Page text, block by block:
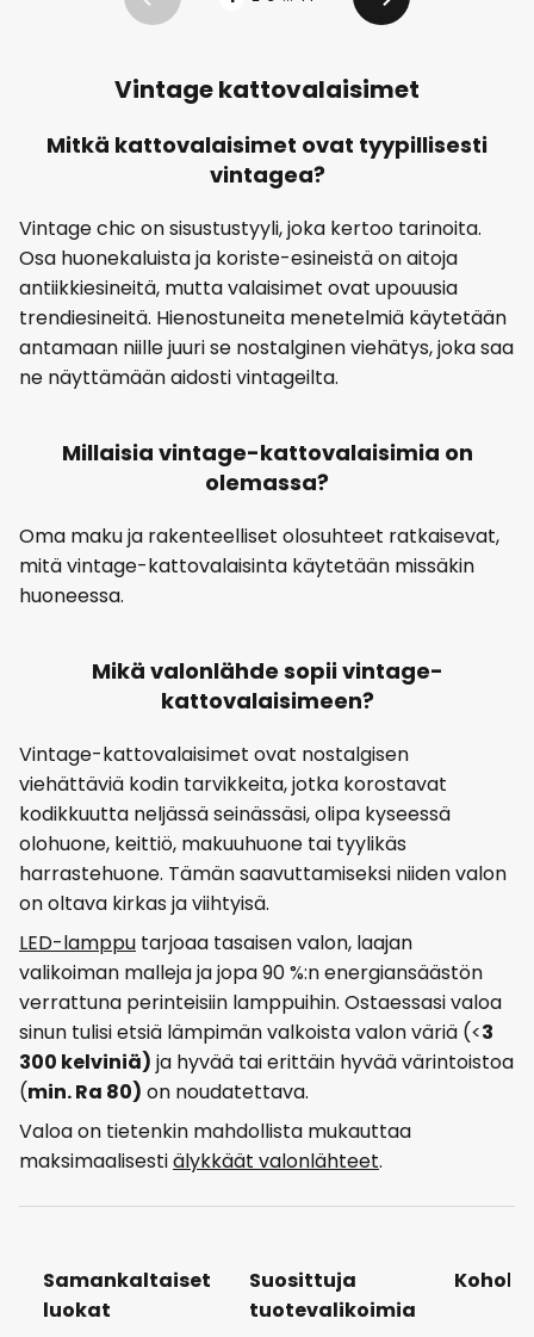
Edellinen Seuraava
Vintage kattovalaisimet
Mitkä kattovalaisimet ovat tyypillisesti
vintagea?
Vintage chic on sisustustyyli, joka kertoo tarinoita.
Osa huonekaluista ja koriste-esineistä on aitoja
antiikkiesineitä, mutta valaisimet ovat upouusia
trendiesineitä. Hienostuneita menetelmiä käytetään
antamaan niille juuri se nostalginen viehätys, joka saa
ne näyttämään aidosti vintageilta.
Millaisia vintage-kattovalaisimia on
olemassa?
Oma maku ja rakenteelliset olosuhteet ratkaisevat,
mitä vintage-kattovalaisinta käytetään missäkin
huoneessa.
Mikä valonlähde sopii vintage-
kattovalaisimeen?
Vintage-kattovalaisimet ovat nostalgisen
viehättäviä kodin tarvikkeita, jotka korostavat
kodikkuutta neljässä seinässäsi, olipa kyseessä
olohuone, keittiö, makuuhuone tai tyylikäs
harrastehuone. Tämän saavuttamiseksi niiden valon
on oltava kirkas ja viihtyisä.
LED-lamppu tarjoaa tasaisen valon, laajan
valikoiman malleja ja jopa 90 %:n energiansäästön
verrattuna perinteisiin lamppuihin. Ostaessasi valoa
sinun tulisi etsiä lämpimän valkoista valon väriä (<3
300 kelviniä) ja hyvää tai erittäin hyvää värintoistoa
(min. Ra 80) on noudatettava.
Valoa on tietenkin mahdollista mukauttaa
maksimaalisestiälykkäät valonlähteet.
Samankaltaiset
luokat
Suosittuja
tuotevalikoimia